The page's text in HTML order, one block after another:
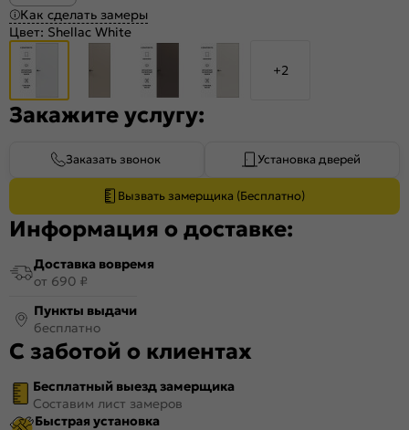
Как сделать замеры
Цвет: Shellac White
+2
Закажите услугу:
Заказать звонок Установка дверей
Вызвать замерщика (Бесплатно)
Информация о доставке:
Доставка вовремя
от 690 ₽
Пункты выдачи
бесплатно
С заботой о клиентах
Бесплатный выезд замерщика
Составим лист замеров
Быстрая установка